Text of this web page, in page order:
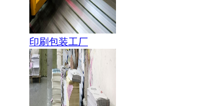
印刷包装工厂